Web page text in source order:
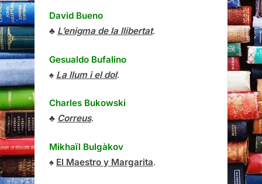
David Bueno
♣ L’enigma de la llibertat.
Gesualdo Bufalino
♠ La llum i el dol.
Charles Bukowski
♣ Correus.
Mikhaïl Bulgàkov
♠ El Maestro y Margarita.